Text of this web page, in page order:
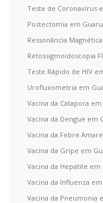
Teste de Coronavírus
Postectomia em
Ressonância
Retossigmoidoscopia
Teste Rápido de HIV
Urofluxometria em
Vacina da Catapora
Vacina da Dengue em
Vacina da Febre
Vacina da Gripe em
Vacina da Hepatite em
Vacina da Influenza
Vacina da Pneumonia